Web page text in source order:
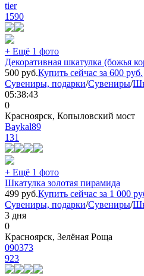
tier
1590
+ Ещё 1 фото
Декоративная шкатулка (божья
500 руб.Купить сейчас за 600 руб.
Сувениры, подарки/Сувениры/
05:38:43
0
Красноярск, Копыловский мост
Baykal89
131
+ Ещё 1 фото
Шкатулка золотая пирамида
499 руб.Купить сейчас за 1 000
Сувениры, подарки/Сувениры/
3 дня
0
Красноярск, Зелёная Роща
090373
923